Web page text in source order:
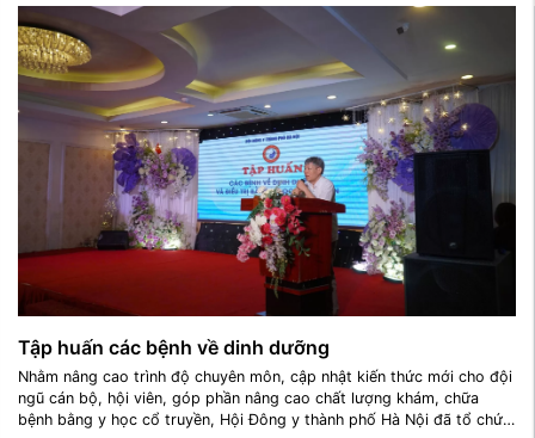
Tập huấn các bệnh về dinh dưỡng
Nhằm nâng cao trình độ chuyên môn, cập nhật kiến thức mới cho đội
ngũ cán bộ, hội viên, góp phần nâng cao chất lượng khám, chữa
bệnh bằng y học cổ truyền, Hội Đông y thành phố Hà Nội đã tổ chức